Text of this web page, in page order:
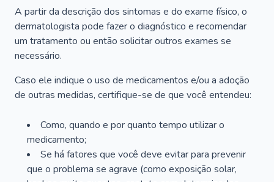
A partir da descrição dos sintomas e do exame físico, o
dermatologista pode fazer o diagnóstico e recomendar
um tratamento ou então solicitar outros exames se
necessário.
Caso ele indique o uso de medicamentos e/ou a adoção
de outras medidas, certifique-se de que você entendeu:
Como, quando e por quanto tempo utilizar o
medicamento;
Se há fatores que você deve evitar para prevenir
que o problema se agrave (como exposição solar,